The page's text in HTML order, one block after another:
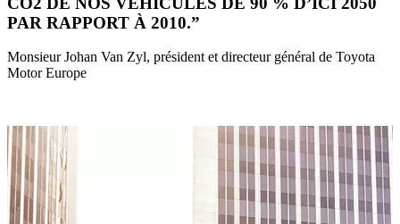
PAR RAPPORT À 2010.”
Monsieur Johan Van Zyl, président et directeur général de Toyota
Motor Europe